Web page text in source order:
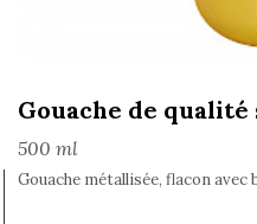
Gouache de
500 ml
Gouache métallisée, flacon avec